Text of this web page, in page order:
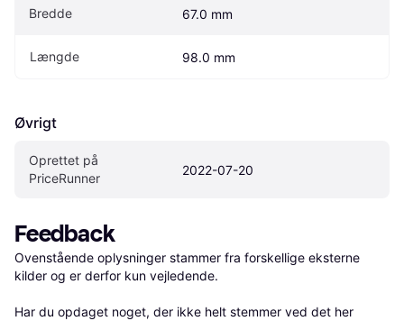
Bredde 67.0 mm
Længde 98.0 mm
Øvrigt
Oprettet på
PriceRunner
2022-07-20
Feedback
Ovenstående oplysninger stammer fra forskellige eksterne
kilder og er derfor kun vejledende.
Har du opdaget noget, der ikke helt stemmer ved det her